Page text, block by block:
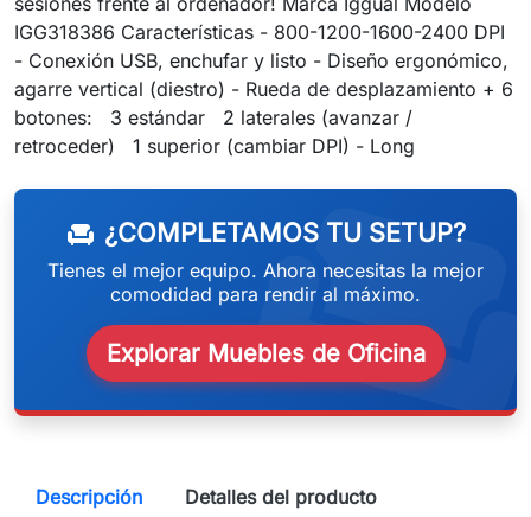
IGG318386 Características - 800-1200-1600-2400 DPI
- Conexión USB, enchufar y listo - Diseño ergonómico,
agarre vertical (diestro) - Rueda de desplazamiento + 6
botones: 3 estándar 2 laterales (avanzar /
retroceder) 1 superior (cambiar DPI) - Long
chair ¿COMPLETAMOS TU SETUP?
Tienes el mejor equipo. Ahora necesitas la mejor
comodidad para rendir al máximo.
Explorar Muebles de Oficina
Descripción
Detalles del producto